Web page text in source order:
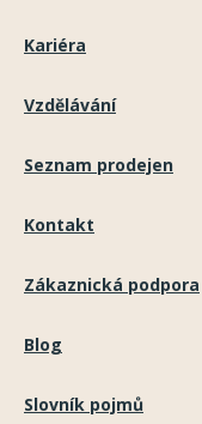
Kariéra
Vzdělávání
Seznam prodejen
Kontakt
Zákaznická podpora
Blog
Slovník pojmů